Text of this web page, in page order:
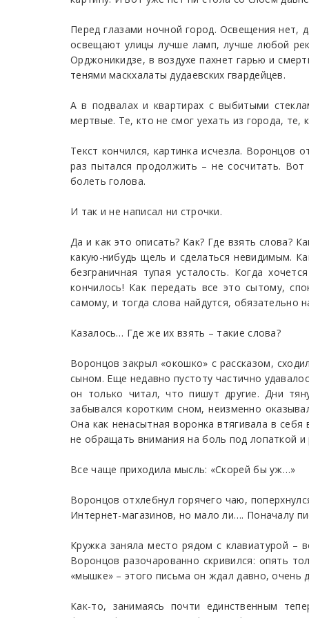
Перед глазами ночной город. Освещения нет,
освещают улицы лучше ламп, лучше любой
Орджоникидзе, в воздухе пахнет гарью и
тенями маскхалаты дудаевских гвардейцев.
А в подвалах и квартирах с выбитыми
мертвые. Те, кто не смог уехать из города, те,
Текст кончился, картинка исчезла. Воронцов
раз пытался продолжить – не сосчитать.
болеть голова.
И так и не написал ни строчки.
Да и как это описать? Как? Где взять слова?
какую-нибудь щель и сделаться невидимым.
безграничная тупая усталость. Когда
кончилось! Как передать все это сытому,
самому, и тогда слова найдутся, обязательно
Казалось… Где же их взять – такие слова?
Воронцов закрыл «окошко» с рассказом,
сыном. Еще недавно пустоту частично
он только читал, что пишут другие. Дни
забывался коротким сном, неизменно
Она как ненасытная воронка втягивала в
не обращать внимания на боль под лопаткой и
Все чаще приходила мысль: «Скорей бы уж…»
Воронцов отхлебнул горячего чаю,
Интернет-магазинов, но мало ли…. Поначалу
Кружка заняла место рядом с клавиатурой
Воронцов разочарованно скривился: опять
«мышке» – этого письма он ждал давно, очень
Как-то, занимаясь почти единственным